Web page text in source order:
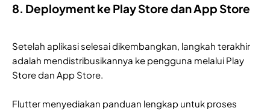
8. Deployment ke Play Store dan App Store
Setelah aplikasi selesai dikembangkan, langkah terakhir
adalah mendistribusikannya ke pengguna melalui Play
Store dan App Store.
Flutter menyediakan panduan lengkap untuk proses